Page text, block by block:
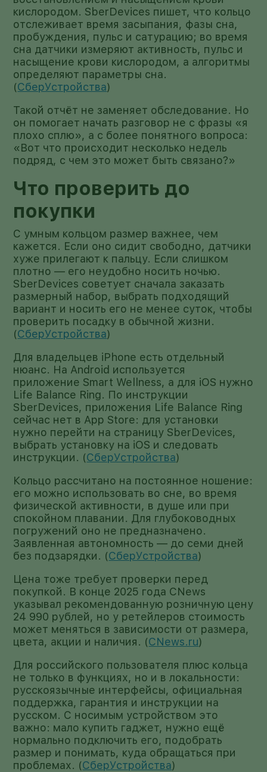
кислородом. SberDevices пишет, что кольцо
отслеживает время засыпания, фазы сна,
пробуждения, пульс и сатурацию; во время
сна датчики измеряют активность, пульс и
насыщение крови кислородом, а алгоритмы
определяют параметры сна.
(СберУстройства)
Такой отчёт не заменяет обследование. Но
он помогает начать разговор не с фразы «я
плохо сплю», а с более понятного вопроса:
«Вот что происходит несколько недель
подряд, с чем это может быть связано?»
Что проверить до
покупки
С умным кольцом размер важнее, чем
кажется. Если оно сидит свободно, датчики
хуже прилегают к пальцу. Если слишком
плотно — его неудобно носить ночью.
SberDevices советует сначала заказать
размерный набор, выбрать подходящий
вариант и носить его не менее суток, чтобы
проверить посадку в обычной жизни.
(СберУстройства)
Для владельцев iPhone есть отдельный
нюанс. На Android используется
приложение Smart Wellness, а для iOS нужно
Life Balance Ring. По инструкции
SberDevices, приложения Life Balance Ring
сейчас нет в App Store: для установки
нужно перейти на страницу SberDevices,
выбрать установку на iOS и следовать
инструкции. (СберУстройства)
Кольцо рассчитано на постоянное ношение:
его можно использовать во сне, во время
физической активности, в душе или при
спокойном плавании. Для глубоководных
погружений оно не предназначено.
Заявленная автономность — до семи дней
без подзарядки. (СберУстройства)
Цена тоже требует проверки перед
покупкой. В конце 2025 года CNews
указывал рекомендованную розничную цену
24 990 рублей, но у ретейлеров стоимость
может меняться в зависимости от размера,
цвета, акции и наличия. (CNews.ru)
Для российского пользователя плюс кольца
не только в функциях, но и в локальности:
русскоязычные интерфейсы, официальная
поддержка, гарантия и инструкции на
русском. С носимым устройством это
важно: мало купить гаджет, нужно ещё
нормально подключить его, подобрать
размер и понимать, куда обращаться при
проблемах. (СберУстройства)